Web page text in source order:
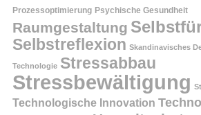
Prozessoptimierung Psychische Gesundheit
Raumgestaltung
Selbstreflexion Skandinavisches
Technologie Stressabbau
Stressbewältigung
Technologische Innovation